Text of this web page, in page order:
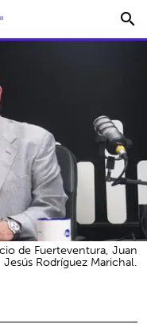
search
de Fuerteventura, Juan
Jesús Rodríguez Marichal.